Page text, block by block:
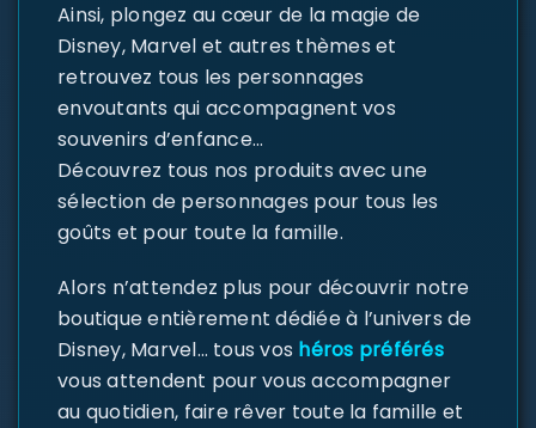
Ainsi, plongez au cœur de la magie de
Disney, Marvel et autres thèmes et
retrouvez tous les personnages
envoutants qui accompagnent vos
souvenirs d’enfance…
Découvrez tous nos produits avec une
sélection de personnages pour tous les
goûts et pour toute la famille.
Alors n’attendez plus pour découvrir notre
boutique entièrement dédiée à l’univers de
Disney, Marvel… tous vos héros préférés
vous attendent pour vous accompagner
au quotidien, faire rêver toute la famille et